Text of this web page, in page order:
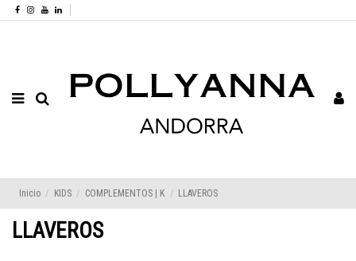
Inicio KIDS COMPLEMENTOS | K LLAVEROS
LLAVEROS